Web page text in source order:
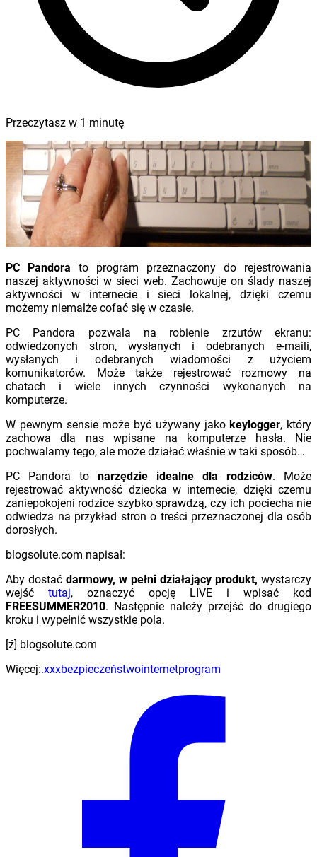
Przeczytasz w 1 minutę
PC Pandora to program przeznaczony do rejestrowania
naszej aktywności w sieci web. Zachowuje on ślady naszej
aktywności w internecie i sieci lokalnej, dzięki czemu
możemy niemalże cofać się w czasie.
PC Pandora pozwala na robienie zrzutów ekranu:
odwiedzonych stron, wysłanych i odebranych e-maili,
wysłanych i odebranych wiadomości z użyciem
komunikatorów. Może także rejestrować rozmowy na
chatach i wiele innych czynności wykonanych na
komputerze.
W pewnym sensie może być używany jakokeylogger, który
zachowa dla nas wpisane na komputerze hasła. Nie
pochwalamy tego, ale może działać właśnie w taki sposób…
PC Pandora to narzędzie idealne dla rodziców. Może
rejestrować aktywność dziecka w internecie, dzięki czemu
zaniepokojeni rodzice szybko sprawdzą, czy ich pociecha nie
odwiedza na przykład stron o treści przeznaczonej dla osób
dorosłych.
blogsolute.com napisał:
Aby dostać darmowy, w pełni działający produkt, wystarczy
wejść tutaj, oznaczyć opcję LIVE i wpisać kod
FREESUMMER2010. Następnie należy przejść do drugiego
kroku i wypełnić wszystkie pola.
[ź] blogsolute.com
Więcej:.xxxbezpieczeństwointernetprogram